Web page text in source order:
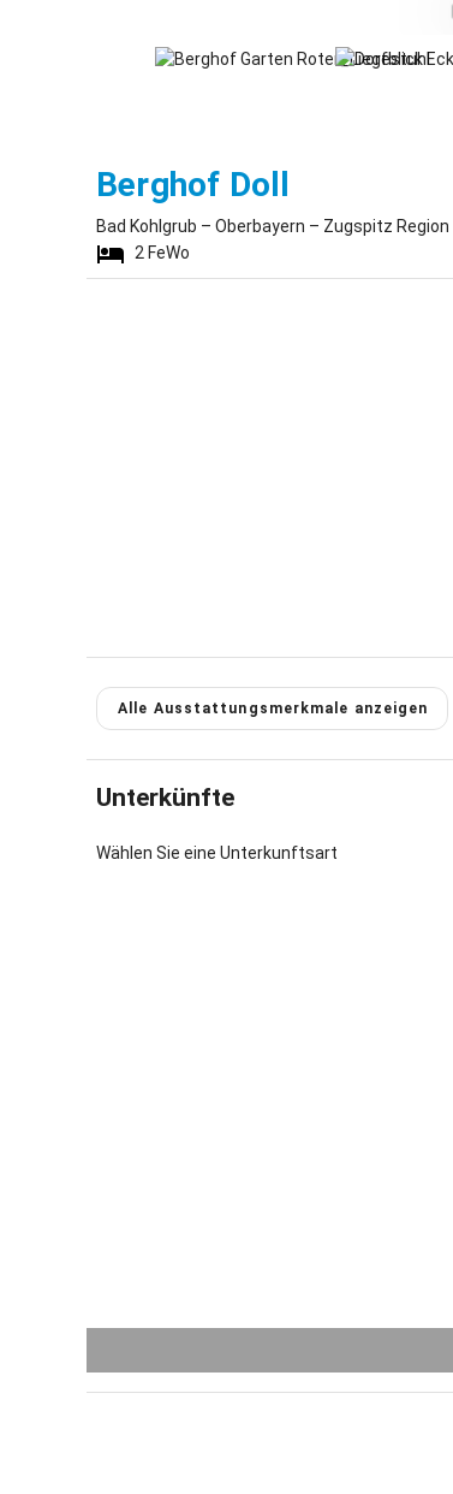
Berghof Doll
Bad Kohlgrub – Oberbayern – Zugspitz Region
2 FeWo
Alle Ausstattungsmerkmale anzeigen
Unterkünfte
Wählen Sie eine Unterkunftsart